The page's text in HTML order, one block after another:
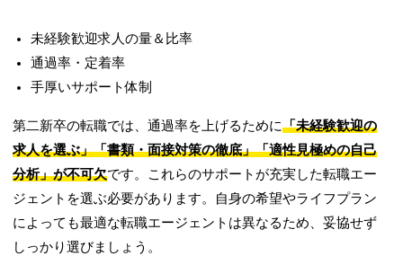
未経験歓迎求人の量＆比率
通過率・定着率
手厚いサポート体制
第二新卒の転職では、通過率を上げるために「未経験歓迎の
求人を選ぶ」「書類・面接対策の徹底」「適性見極めの自己
分析」が不可欠です。これらのサポートが充実した転職エー
ジェントを選ぶ必要があります。自身の希望やライフプラン
によっても最適な転職エージェントは異なるため、妥協せず
しっかり選びましょう。